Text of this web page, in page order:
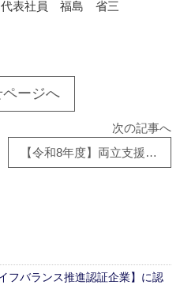
代表社員 福島 省三
ージへ
次の記事へ
【令和8年度】両立支援等助成金 育児休業等支援コース
フバランス推進認証企業】に認